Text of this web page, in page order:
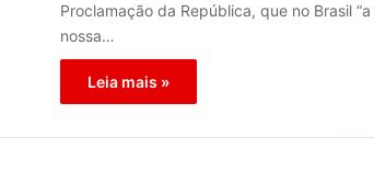
Proclamação da República, que no Brasil “a
nossa…
Leia mais »